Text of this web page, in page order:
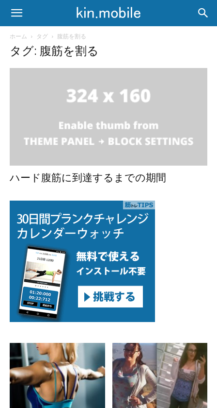
ホーム タグ 腹筋を割る
タグ: 腹筋を割る
ハード腹筋に到達するまでの期間